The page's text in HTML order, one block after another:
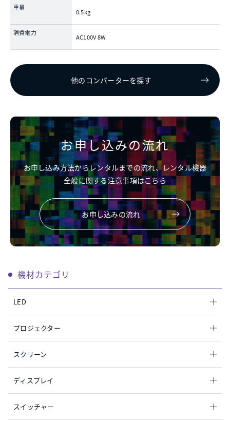
機材カテゴリ
LED
プロジェクター
スクリーン
ディスプレイ
スイッチャー
重量
0.5kg
消費電力
AC100V 8W
他のコンバーターを探す
お申し込みの流れ
お申し込み方法からレンタルまでの流れ、レンタル機器
全般に関する注意事項はこちら
お申し込みの流れ